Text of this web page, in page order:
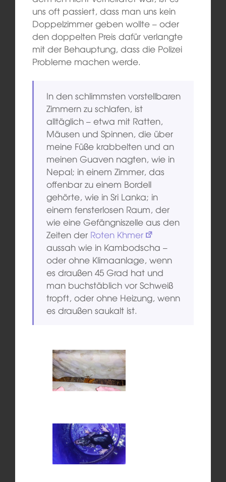
uns oft passiert, dass man uns kein
Doppelzimmer geben wollte – oder
den doppelten Preis dafür verlangte
mit der Behauptung, dass die Polizei
Probleme machen werde.
In den schlimmsten vorstellbaren
Zimmern zu schlafen, ist
alltäglich – etwa mit Ratten,
Mäusen und Spinnen, die über
meine Füße krabbelten und an
meinen Guaven nagten, wie in
Nepal; in einem Zimmer, das
offenbar zu einem Bordell
gehörte, wie in Sri Lanka; in
einem fensterlosen Raum, der
wie eine Gefängniszelle aus den
Zeiten der Roten Khmer
aussah wie in Kambodscha –
oder ohne Klimaanlage, wenn
es draußen 45 Grad hat und
man buchstäblich vor Schweiß
tropft, oder ohne Heizung, wenn
es draußen saukalt ist.